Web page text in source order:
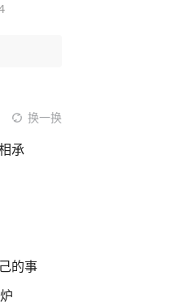
换一换
承
的事